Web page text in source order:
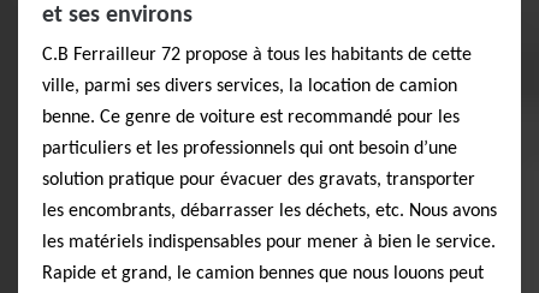
et ses environs
C.B Ferrailleur 72 propose à tous les habitants de cette
ville, parmi ses divers services, la location de camion
benne. Ce genre de voiture est recommandé pour les
particuliers et les professionnels qui ont besoin d’une
solution pratique pour évacuer des gravats, transporter
les encombrants, débarrasser les déchets, etc. Nous avons
les matériels indispensables pour mener à bien le service.
Rapide et grand, le camion bennes que nous louons peut